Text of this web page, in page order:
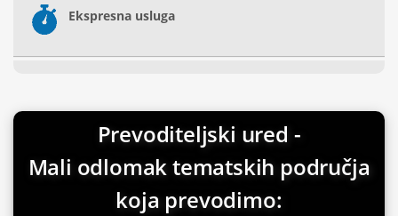
Ekspresna usluga
Prevoditeljski ured -
Mali odlomak tematskih područja
koja prevodimo: